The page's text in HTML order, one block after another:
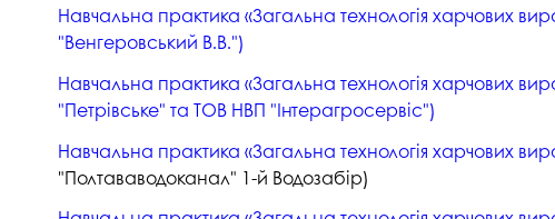
Навчальна практика «Загальна технологія харчових
"Венгеровський В.В.")
Навчальна практика «Загальна технологія харчових
"Петрівське" та ТОВ НВП "Інтерагросервіс")
Навчальна практика «Загальна технологія харчових
"Полтававодоканал" 1-й Водозабір)